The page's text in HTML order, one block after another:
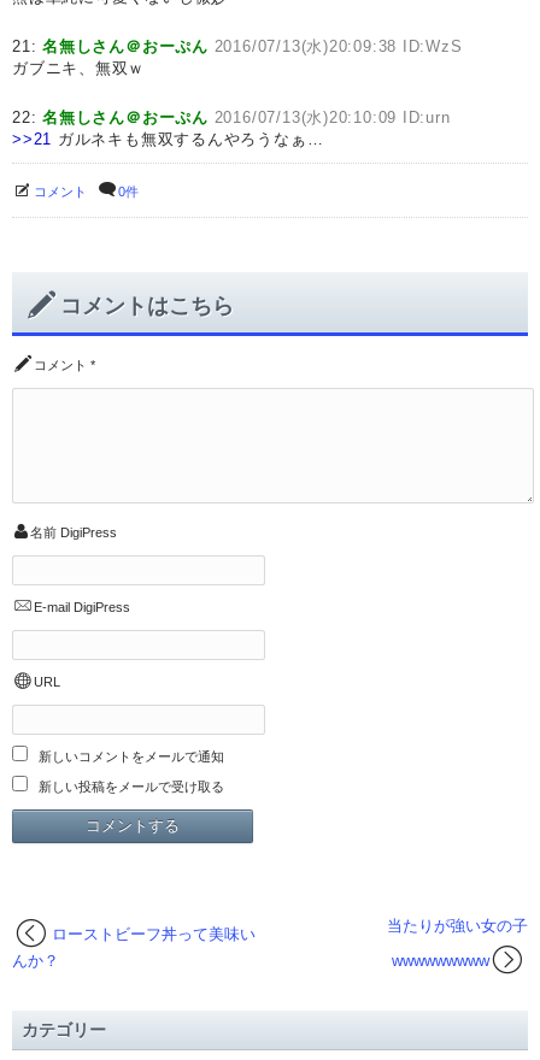
21:名無しさん＠おーぷん 2016/07/13(水)20:09:38 ID:WzS
ガブニキ、無双ｗ
22:名無しさん＠おーぷん 2016/07/13(水)20:10:09 ID:urn
>>21 ガルネキも無双するんやろうなぁ…
コメント 0件
コメントはこちら
コメント *
名前 DigiPress
E-mail DigiPress
URL
新しいコメントをメールで通知
新しい投稿をメールで受け取る
当たりが強い女の子
wwwwwwwww
ローストビーフ丼って美味い
んか？
カテゴリー